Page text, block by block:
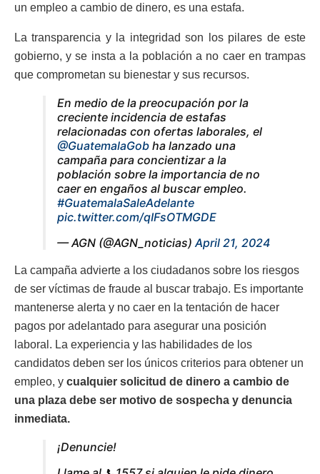
un empleo a cambio de dinero, es una estafa.
La transparencia y la integridad son los pilares de este
gobierno, y se insta a la población a no caer en trampas
que comprometan su bienestar y sus recursos.
En medio de la preocupación por la
creciente incidencia de estafas
relacionadas con ofertas laborales, el
@GuatemalaGob ha lanzado una
campaña para concientizar a la
población sobre la importancia de no
caer en engaños al buscar empleo.
#GuatemalaSaleAdelante
pic.twitter.com/qIFsOTMGDE
— AGN (@AGN_noticias) April 21, 2024
La campaña advierte a los ciudadanos sobre los riesgos
de ser víctimas de fraude al buscar trabajo. Es importante
mantenerse alerta y no caer en la tentación de hacer
pagos por adelantado para asegurar una posición
laboral. La experiencia y las habilidades de los
candidatos deben ser los únicos criterios para obtener un
empleo, y cualquier solicitud de dinero a cambio de
una plaza debe ser motivo de sospecha y denuncia
inmediata.
¡Denuncie!